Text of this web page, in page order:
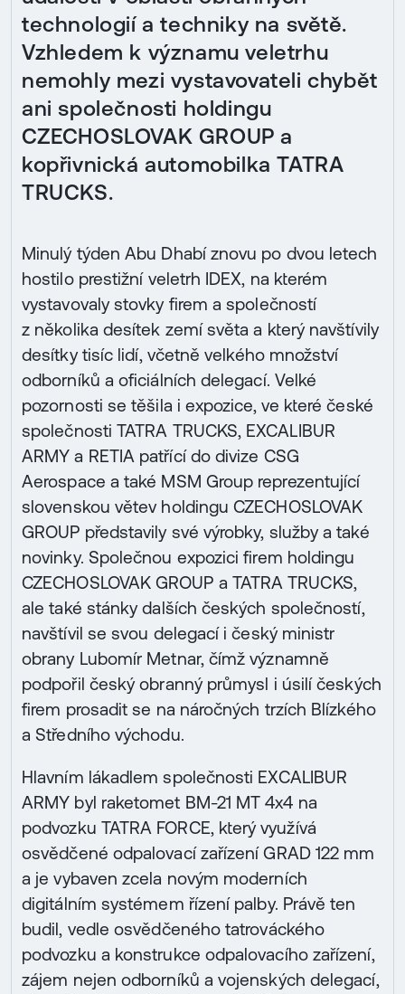
technologií a techniky na světě.
Vzhledem k významu veletrhu
nemohly mezi vystavovateli chybět
ani společnosti holdingu
CZECHOSLOVAK GROUP a
kopřivnická automobilka TATRA
TRUCKS.
Minulý týden Abu Dhabí znovu po dvou letech
hostilo prestižní veletrh IDEX, na kterém
vystavovaly stovky firem a společností
z několika desítek zemí světa a který navštívily
desítky tisíc lidí, včetně velkého množství
odborníků a oficiálních delegací. Velké
pozornosti se těšila i expozice, ve které české
společnosti TATRA TRUCKS, EXCALIBUR
ARMY a RETIA patřící do divize CSG
Aerospace a také MSM Group reprezentující
slovenskou větev holdingu CZECHOSLOVAK
GROUP představily své výrobky, služby a také
novinky. Společnou expozici firem holdingu
CZECHOSLOVAK GROUP a TATRA TRUCKS,
ale také stánky dalších českých společností,
navštívil se svou delegací i český ministr
obrany Lubomír Metnar, čímž významně
podpořil český obranný průmysl i úsilí českých
firem prosadit se na náročných trzích Blízkého
a Středního východu.
Hlavním lákadlem společnosti EXCALIBUR
ARMY byl raketomet BM-21 MT 4x4 na
podvozku TATRA FORCE, který využívá
osvědčené odpalovací zařízení GRAD 122 mm
a je vybaven zcela novým moderních
digitálním systémem řízení palby. Právě ten
budil, vedle osvědčeného tatrováckého
podvozku a konstrukce odpalovacího zařízení,
zájem nejen odborníků a vojenských delegací,